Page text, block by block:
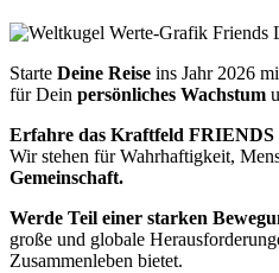
Starte Deine Reise ins Jahr 2026
für Dein persönliches Wachstum
Erfahre das Kraftfeld FRIENDS
Wir stehen für Wahrhaftigkeit,
Gemeinschaft.
Werde Teil einer starken
große und globale
Zusammenleben bietet.